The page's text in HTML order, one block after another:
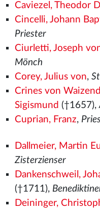
Caviezel, Theodor
Cincelli, Johann
Priester
Ciurletti, Joseph
Mönch
Corey, Julius von,
Crines von
Sigismund (†1657),
Cuprian, Franz,
Dallmeier, Martin
Zisterzienser
Dankenschweil,
(†1711),
Deininger,